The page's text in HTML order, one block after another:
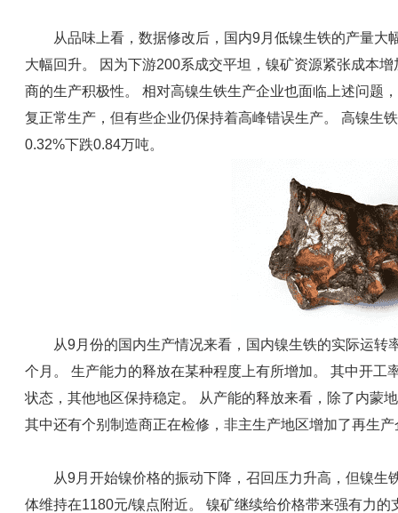
从品味上看，数据修改后，国内9月低镍生铁的产量大
大幅回升。 因为下游200系成交平坦，镍矿资源紧张成本
商的生产积极性。 相对高镍生铁生产企业也面临上述问题
复正常生产，但有些企业仍保持着高峰错误生产。 高镍生
0.32%下跌0.84万吨。
从9月份的国内生产情况来看，国内镍生铁的实际运转
个月。 生产能力的释放在某种程度上有所增加。 其中开工
状态，其他地区保持稳定。 从产能的释放来看，除了内蒙
其中还有个别制造商正在检修，非主生产地区增加了再生产
从9月开始镍价格的振动下降，召回压力升高，但镍生
体维持在1180元/镍点附近。 镍矿继续给价格带来强有力